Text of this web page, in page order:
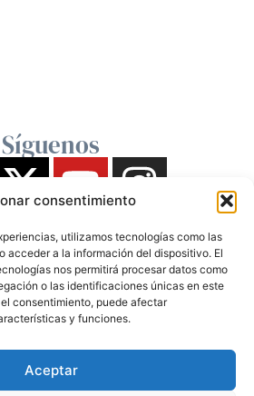
consentimiento
utilizamos tecnologías como las
acceder a la información del dispositivo. El
nos permitirá procesar datos como
o las identificaciones únicas en este
consentimiento, puede afectar
y funciones.
Aceptar
Síguenos